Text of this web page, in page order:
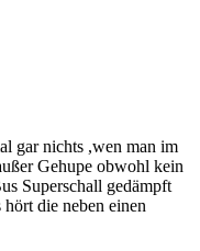
gar nichts ,wen man im
Gehupe obwohl kein
Superschall gedämpft
die neben einen